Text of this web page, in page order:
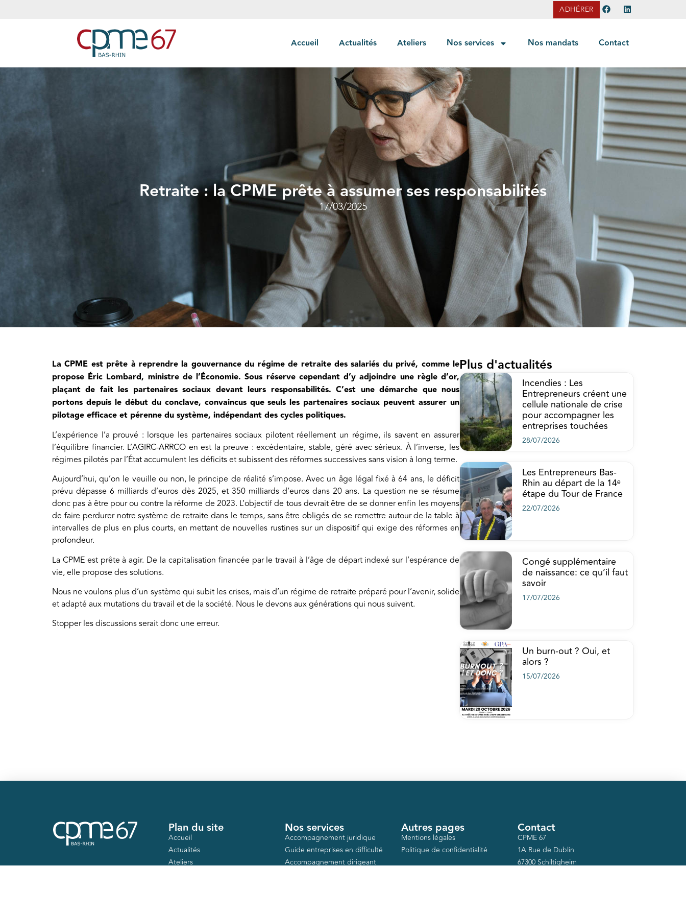
ADHÉRER
Accueil Actualités Ateliers Nos services Nos mandats Contact
Retraite : la CPME prête à assumer ses responsabilités
17/03/2025
La CPME est prête à reprendre la gouvernance du régime de retraite des salariés du privé, comme le
propose Éric Lombard, ministre de l’Économie. Sous réserve cependant d’y adjoindre une règle d’or,
plaçant de fait les partenaires sociaux devant leurs responsabilités. C’est une démarche que nous
portons depuis le début du conclave, convaincus que seuls les partenaires sociaux peuvent assurer un
pilotage efficace et pérenne du système, indépendant des cycles politiques.
L’expérience l’a prouvé : lorsque les partenaires sociaux pilotent réellement un régime, ils savent en assurer
l’équilibre financier. L’AGIRC-ARRCO en est la preuve : excédentaire, stable, géré avec sérieux. À l’inverse, les
régimes pilotés par l’État accumulent les déficits et subissent des réformes successives sans vision à long terme.
Aujourd’hui, qu’on le veuille ou non, le principe de réalité s’impose. Avec un âge légal fixé à 64 ans, le déficit
prévu dépasse 6 milliards d’euros dès 2025, et 350 milliards d’euros dans 20 ans. La question ne se résume
donc pas à être pour ou contre la réforme de 2023. L’objectif de tous devrait être de se donner enfin les moyens
de faire perdurer notre système de retraite dans le temps, sans être obligés de se remettre autour de la table à
intervalles de plus en plus courts, en mettant de nouvelles rustines sur un dispositif qui exige des réformes en
profondeur.
La CPME est prête à agir. De la capitalisation financée par le travail à l’âge de départ indexé sur l’espérance de
vie, elle propose des solutions.
Nous ne voulons plus d’un système qui subit les crises, mais d’un régime de retraite préparé pour l’avenir, solide
et adapté aux mutations du travail et de la société. Nous le devons aux générations qui nous suivent.
Stopper les discussions serait donc une erreur.
Plus d'actualités
Incendies : Les
Entrepreneurs créent une
cellule nationale de crise
pour accompagner les
entreprises touchées
28/07/2026
Les Entrepreneurs Bas-
Rhin au départ de la 14ᵉ
étape du Tour de France
22/07/2026
Congé supplémentaire
de naissance: ce qu’il faut
savoir
17/07/2026
Un burn-out ? Oui, et
alors ?
15/07/2026
Plan du site
Accueil
Actualités
Ateliers
Nos services
Accompagnement juridique
Guide entreprises en difficulté
Accompagnement dirigeant
Autres pages
Mentions légales
Politique de confidentialité
Contact
CPME 67
1A Rue de Dublin
67300 Schiltigheim